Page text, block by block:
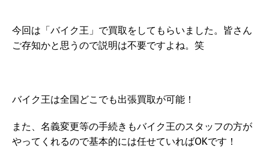
今回は「バイク王」で買取をしてもらいました。皆さん
ご存知かと思うので説明は不要ですよね。笑
バイク王は全国どこでも出張買取が可能！
また、名義変更等の手続きもバイク王のスタッフの方が
やってくれるので基本的には任せていればOKです！